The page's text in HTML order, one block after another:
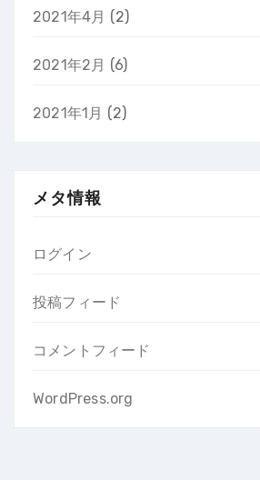
2021年4月 (2)
2021年2月 (6)
2021年1月 (2)
メタ情報
ログイン
投稿フィード
コメントフィード
WordPress.org